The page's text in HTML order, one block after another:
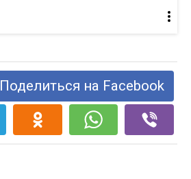
Поделиться на Facebook